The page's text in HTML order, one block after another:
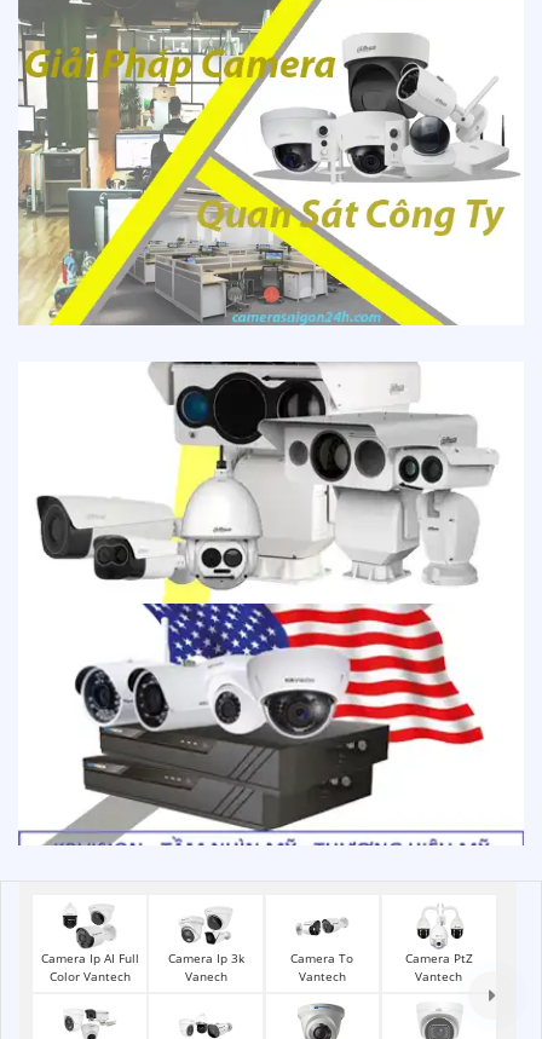
Camera Ip AI Full
Color Vantech
Camera Ip 3k
Vanech
Camera To
Vantech
Camera PtZ
Vantech